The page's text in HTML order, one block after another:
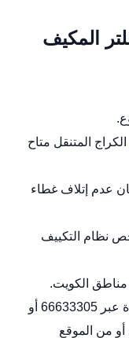
المكيف
المتنقل متاح
عدم إتلاف غطاء
نظام التكييف
مناطق الكويت.
احجز خدمتك الآن مع شركة سلامة المتحدة عبر 66633305 أو
أو من الموقع